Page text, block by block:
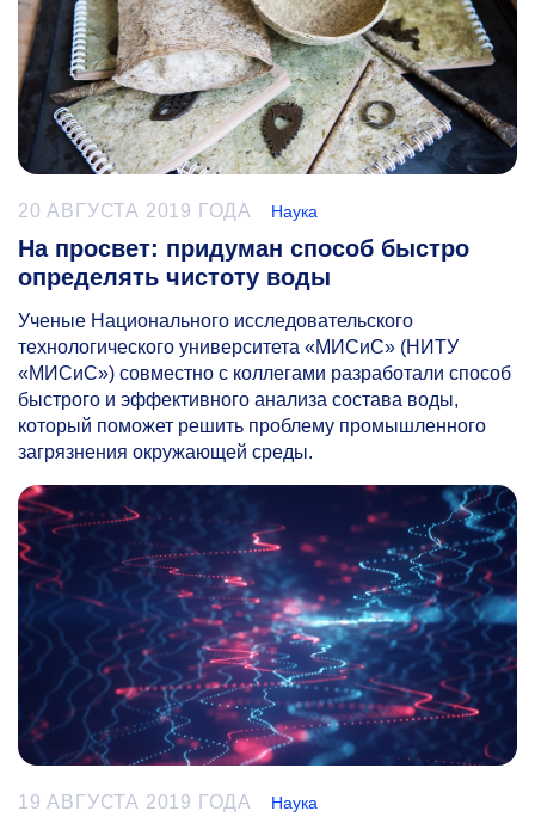
20 АВГУСТА 2019 ГОДА Наука
На просвет: придуман способ быстро
определять чистоту воды
Ученые Национального исследовательского
технологического университета «МИСиС» (НИТУ
«МИСиС») совместно с коллегами разработали способ
быстрого и эффективного анализа состава воды,
который поможет решить проблему промышленного
загрязнения окружающей среды.
19 АВГУСТА 2019 ГОДА Наука